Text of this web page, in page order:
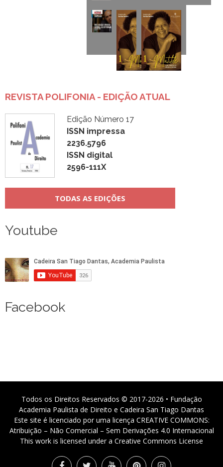
REVISTA POLIFONIA - EDIÇÃO ATUAL
Edição Número 17
ISSN impressa
2236.5796
ISSN digital
2596-111X
TODAS AS EDIÇÕES
Youtube
Facebook
Todos os Direitos Reservados © 2017-2026 • Fundação
Academia Paulista de Direito e Cadeira San Tiago Dantas
Este site é licenciado por uma licença CREATIVE COMMONS:
Atribuição – Não Comercial – Sem Derivações 4.0 Internacional
This work is licensed under a Creative Commons License